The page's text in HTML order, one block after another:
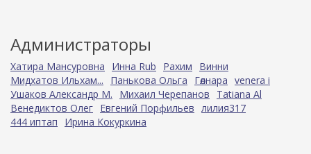
Администраторы
Хатира Мансуровна Инна Rub Рахим
Винни
Мидхатов Ильхам...
Панькова Ольга Гөлнара venera i
Ушаков Александр М.
Михаил Черепанов
Tatiana Al
Венедиктов Олег Евгений Порфильев лилия317
444 иптап
Ирина Кокуркина